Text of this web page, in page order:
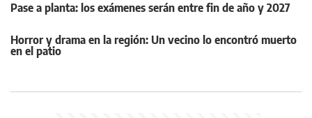
Pase a planta: los exámenes serán entre fin de año y 2027
Horror y drama en la región: Un vecino lo encontró muerto
en el patio